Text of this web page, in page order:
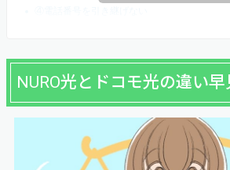
NURO光とドコモ光の違い早